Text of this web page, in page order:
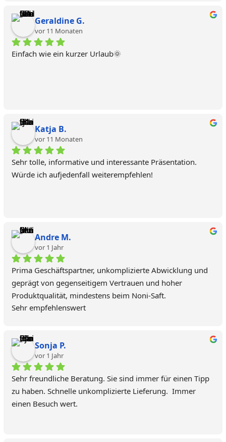
Geraldine G.
vor 11 Monaten
Einfach wie ein kurzer Urlaub🌞
Katja B.
vor 11 Monaten
Sehr tolle, informative und interessante Präsentation.
Würde ich aufjedenfall weiterempfehlen!
Andre M.
vor 1 Jahr
Prima Geschäftspartner, unkomplizierte Abwicklung und
geprägt von gegenseitigem Vertrauen und hoher
Produktqualität, mindestens beim Noni-Saft.
Sehr empfehlenswert
Sonja P.
vor 1 Jahr
Sehr freundliche Beratung. Sie sind immer für einen Tipp
zu haben. Schnelle unkomplizierte Lieferung.  Immer
einen Besuch wert.